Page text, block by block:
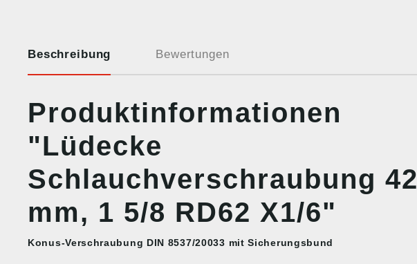
Beschreibung Bewertungen
Produktinformationen
"Lüdecke
Schlauchverschraubung 42
mm, 1 5/8 RD62 X1/6"
Konus-Verschraubung DIN 8537/20033 mit Sicherungsbund